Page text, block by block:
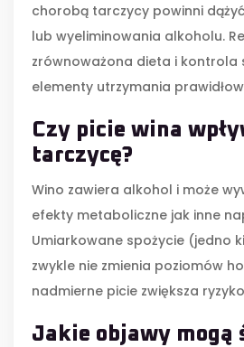
chorobą tarczycy powinni
lub wyeliminowania alkoholu.
zrównoważona dieta i kontrola
elementy utrzymania
Czy picie wina
tarczycę?
Wino zawiera alkohol i może
efekty metaboliczne jak inne
Umiarkowane spożycie (jedno
zwykle nie zmienia poziomów
nadmierne picie zwiększa
Jakie objawy mogą